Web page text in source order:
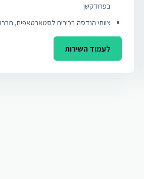
בפרודקשן
צוותי הנדסה בכירים לסטארטאפים,
לעמוד השירות